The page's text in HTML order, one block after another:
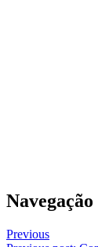
Navegação
Previous